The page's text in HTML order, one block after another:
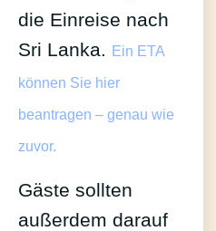
die Einreise nach
Sri Lanka.
Ein ETA
können Sie hier
beantragen – genau wie
zuvor.
Gäste sollten
außerdem darauf